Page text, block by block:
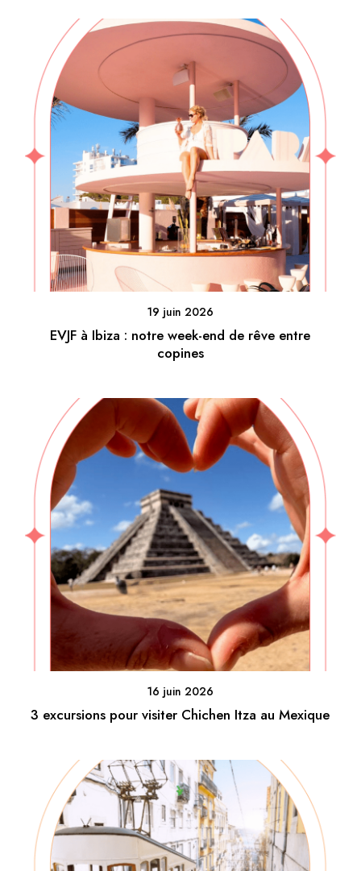
19 juin 2026
EVJF à Ibiza : notre week-end de rêve entre
copines
16 juin 2026
3 excursions pour visiter Chichen Itza au Mexique